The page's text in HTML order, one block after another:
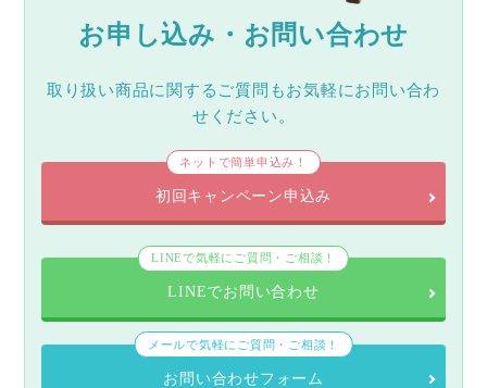
お申し込み・お問い合わせ
取り扱い商品に関するご質問もお気軽にお問い合わ
せください。
ネットで簡単申込み！
初回キャンペーン申込み
LINEで気軽にご質問・ご相談！
LINEでお問い合わせ
メールで気軽にご質問・ご相談！
お問い合わせフォーム